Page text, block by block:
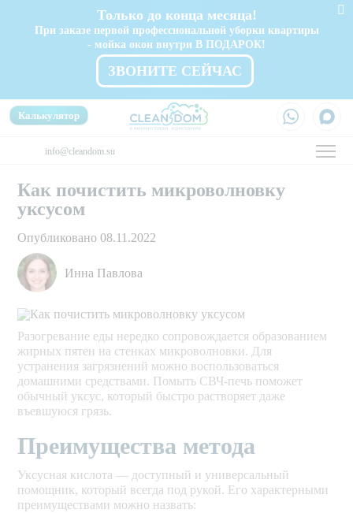
Только до конца месяца!
При заказе первой профессиональной уборки квартиры
- мойка окон внутри В ПОДАРОК!
ЗВОНИТЕ СЕЙЧАС
info@cleandom.su
Калькулятор
Как почистить микроволновку
уксусом
Опубликовано 08.11.2022
Инна Павлова
Разогревание еды нередко сопровождается образованием
жирных пятен на стенках микроволновки. Для
устранения загрязнений можно воспользоваться
домашними средствами. Помыть СВЧ-печь поможет
обычный уксус, который быстро растворяет даже
въевшуюся грязь.
Преимущества метода
Уксусная кислота — доступный и универсальный
помощник, который всегда под рукой. Его характерными
преимуществами можно назвать: